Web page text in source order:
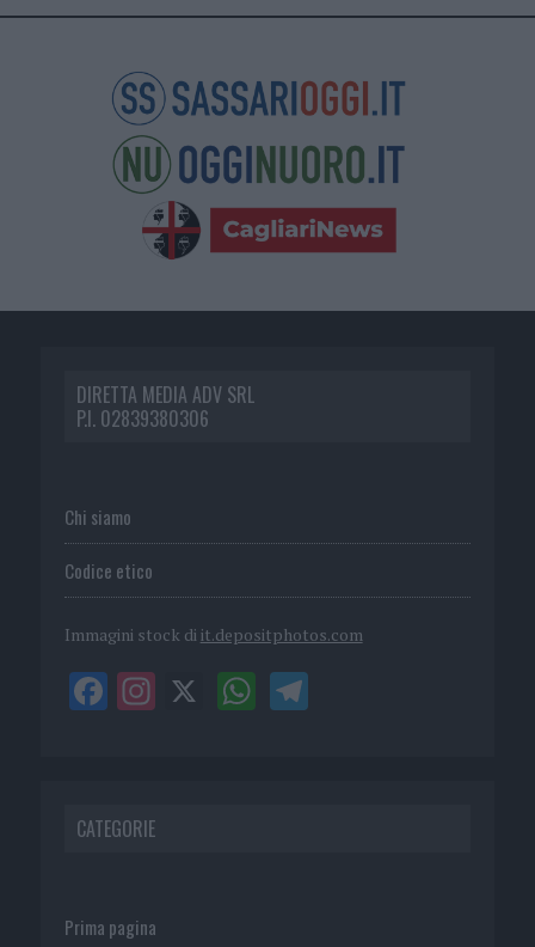
DIRETTA MEDIA ADV SRL
P.I. 02839380306
Chi siamo
Codice etico
Immagini stock di it.depositphotos.com
CATEGORIE
Prima pagina